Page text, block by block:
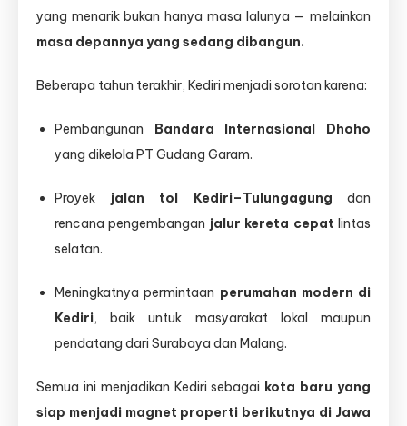
yang menarik bukan hanya masa lalunya — melainkan
masa depannya yang sedang dibangun.
Beberapa tahun terakhir, Kediri menjadi sorotan karena:
Pembangunan Bandara Internasional Dhoho
yang dikelola PT Gudang Garam.
Proyek jalan tol Kediri–Tulungagung dan
rencana pengembangan jalur kereta cepat lintas
selatan.
Meningkatnya permintaan perumahan modern di
Kediri, baik untuk masyarakat lokal maupun
pendatang dari Surabaya dan Malang.
Semua ini menjadikan Kediri sebagai kota baru yang
siap menjadi magnet properti berikutnya di Jawa